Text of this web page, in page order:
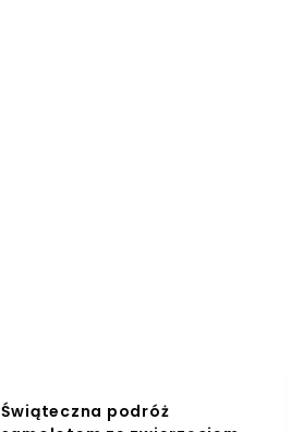
Świąteczna podróż